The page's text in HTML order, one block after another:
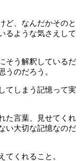
ど、なんだかそのと
るような気さえして
そう解釈しているだ
うのだろう。
てしまう記憶って実
た言葉、見せてくれ
い大切な記憶なのだ
てくれること。